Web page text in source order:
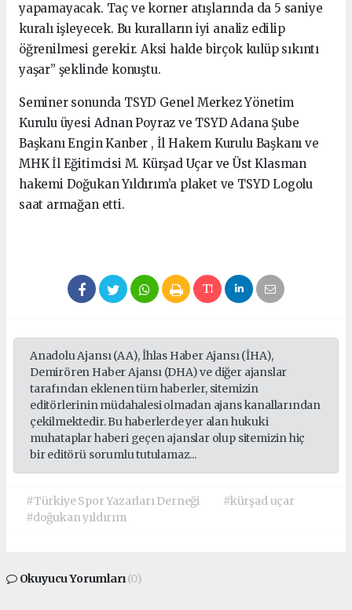
yapamayacak. Taç ve korner atışlarında da 5 saniye
kuralı işleyecek. Bu kuralların iyi analiz edilip
öğrenilmesi gerekir. Aksi halde birçok kulüp sıkıntı
yaşar” şeklinde konuştu.
Seminer sonunda TSYD Genel Merkez Yönetim
Kurulu üyesi Adnan Poyraz ve TSYD Adana Şube
Başkanı Engin Kanber , İl Hakem Kurulu Başkanı ve
MHK İl Eğitimcisi M. Kürşad Uçar ve Üst Klasman
hakemi Doğukan Yıldırım’a plaket ve TSYD Logolu
saat armağan etti.
Anadolu Ajansı (AA), İhlas Haber Ajansı (İHA),
Demirören Haber Ajansı (DHA) ve diğer ajanslar
tarafından eklenen tüm haberler, sitemizin
editörlerinin müdahalesi olmadan ajans kanallarından
çekilmektedir. Bu haberlerde yer alan hukuki
muhataplar haberi geçen ajanslar olup sitemizin hiç
bir editörü sorumlu tutulamaz...
#Türkiye Spor Yazarları Derneği
#kürşad uçar
#doğukan yıldırım
Okuyucu Yorumları(0)